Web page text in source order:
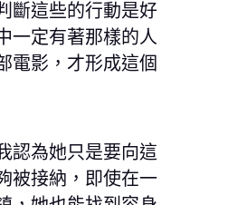
斷這些的行動是好
一定有著那樣的人
電影，才形成這個
認為她只是要向這
被接納，即使在一